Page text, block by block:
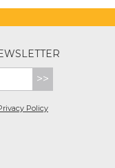
>>
Policy